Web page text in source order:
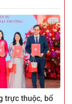
trực thuộc, bổ